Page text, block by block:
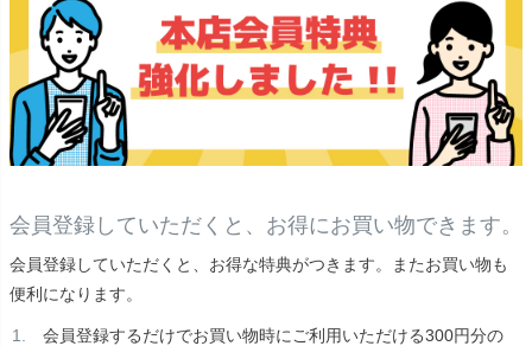
会員登録していただくと、お得にお買い物できます。
会員登録していただくと、お得な特典がつきます。またお買い物も
便利になります。
会員登録するだけでお買い物時にご利用いただける300円分の